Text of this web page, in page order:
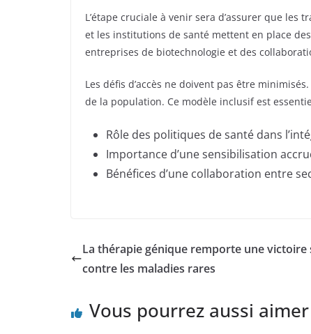
L’étape cruciale à venir sera d’assurer que
et les institutions de santé mettent en place
entreprises de biotechnologie et des
Les défis d’accès ne doivent pas être
de la population. Ce modèle inclusif est
Rôle des politiques de santé dans
Importance d’une sensibilisation
Bénéfices d’une collaboration entre
La thérapie génique remporte une
contre les maladies rares
Vous pourrez aussi aimer